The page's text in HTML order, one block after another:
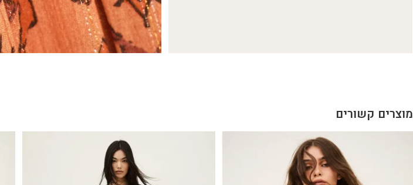
מוצרים קשורים